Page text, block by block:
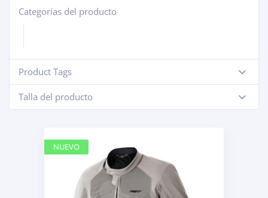
Categorías del producto
+
Product Tags
-
Talla del producto
-
NUEVO